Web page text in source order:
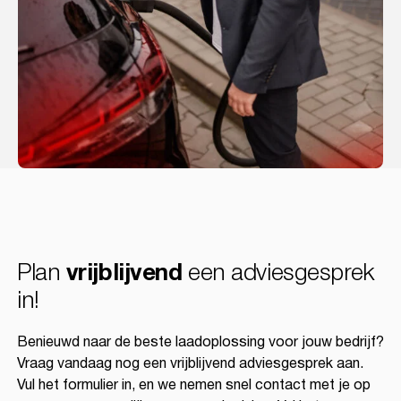
Plan vrijblijvend een adviesgesprek
in!
Benieuwd naar de beste laadoplossing voor jouw bedrijf?
Vraag vandaag nog een vrijblijvend adviesgesprek aan.
Vul het formulier in, en we nemen snel contact met je op